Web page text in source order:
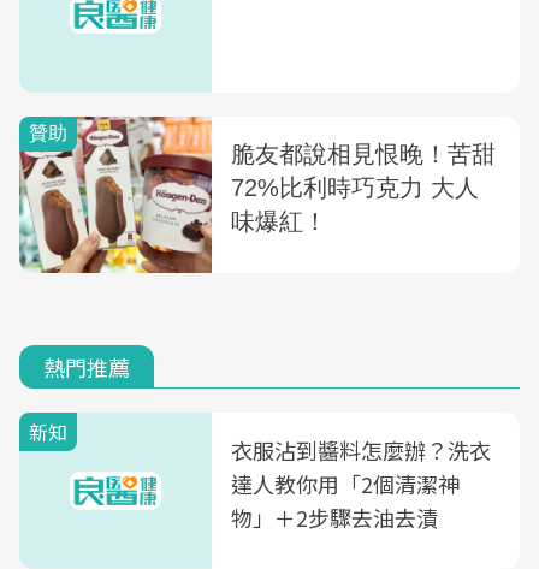
熱門推薦
新知
衣服沾到醬料怎麼辦？洗衣
達人教你用「2個清潔神
物」＋2步驟去油去漬